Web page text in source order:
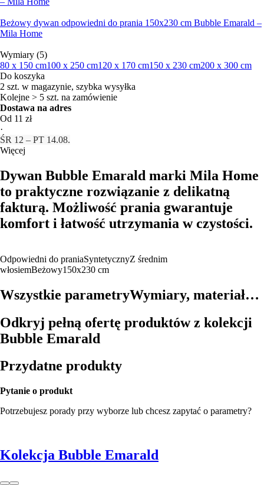
Beżowy dywan odpowiedni do prania 150x230 cm Bubble Emarald –
Mila Home
Wymiary (5)
80 x 150 cm100 x 250 cm120 x 170 cm150 x 230 cm200 x 300 cm
Do koszyka
2 szt. w magazynie, szybka wysyłka
Kolejne > 5 szt. na zamówienie
Dostawa na adres
Od 11 zł
·
ŚR 12 – PT 14.08.
Więcej
Dywan Bubble Emarald marki Mila Home
to praktyczne rozwiązanie z delikatną
fakturą. Możliwość prania gwarantuje
komfort i łatwość utrzymania w czystości.
Odpowiedni do praniaSyntetycznyZ średnim
włosiemBeżowy150x230 cm
Wszystkie parametryWymiary, materiał…
Odkryj pełną ofertę produktów z kolekcji
Bubble Emarald
Przydatne produkty
Pytanie o produkt
Potrzebujesz porady przy wyborze lub chcesz zapytać o parametry?
Kolekcja Bubble Emarald